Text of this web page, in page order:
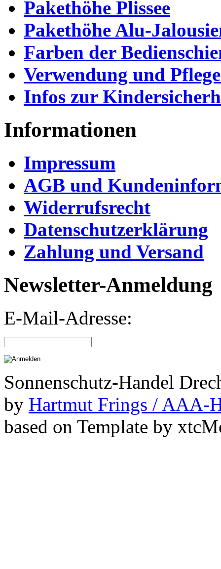
Pakethöhe Plissee
Pakethöhe Alu-
Farben der
Verwendung und
Infos zur
Informationen
Impressum
AGB und
Widerrufsrecht
Datenschutzerklärung
Zahlung und Versand
Newsletter-Anmeldung
E-Mail-Adresse:
Sonnenschutz-Handel
by Hartmut Frings / AAA-
based on Template by